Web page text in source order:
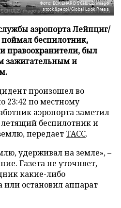
Фото: ECKEHARD SCHULZ/imago
stock&peopl/Global Look Press
аэропорта Лейпциг/
поймал беспилотник,
правоохранители, был
зажигательным и
произошел во
23:42 по местному
аэропорта заметил
беспилотник и
передаетТАСС.
удерживал на земле», –
Газета не уточняет,
какие-либо
или остановил аппарат